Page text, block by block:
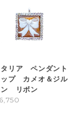
タリア ペンダント
ップ カメオ＆ジル
ン リボン